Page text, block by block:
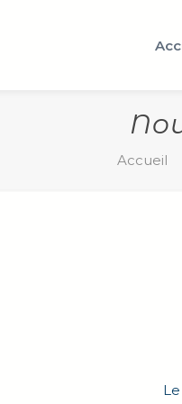
Accueil
Le